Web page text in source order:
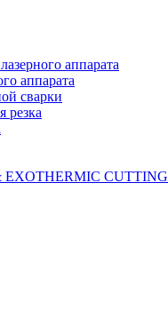
аппарата
аппарата
сварки
резка
EXOTHERMIC CUTTING